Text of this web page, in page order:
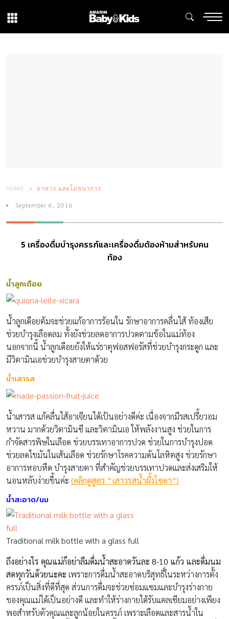
HOME อาหาร และโภชนาการ
September 6, 2016
5 เครื่องดื่มบำรุงครรภ์และเครื่องดื่มต้องห้ามสำหรับคน
ท้อง
น้ำลูกเดือย
น้ำลูกเดือยต้มจะช่วยแก้อาการร้อนใน รักษาอาการคลื่นไส้ ท้องเสีย
ช่วยบำรุงเลือดลม ทั้งยังช่วยลดอาการปวดตามข้อในแม่ท้อง
นอกจากนี้ น้ำลูกเดือยยังให้แร่ธาตุฟอสฟอรัสที่ช่วยบำรุงกระดูก และ
มีวิตามินเอช่วยบำรุงสายตาด้วย
น้ำเสารส
น้ำเสารส แก้คลื่นไส้อาเจียนได้เป้นอย่างดีค่ะ เนื่องจากมีรสเปรี้ยวอม
หวาน มากด้วยวิตามินซี และวิตามินเอ ให้พลังงานสูง ช่วยในการ
กำจัดสารพิษในเลือด ช่วยบรรเทาอาการปวด ช่วยในการบำรุงปอด
ช่วยลดไขมันในเส้นเลือด ช่วยรักษาโรคความดันโลหิตสูง ช่วยรักษา
อาการหอบหืด บำรุงสายตา ที่สำคัญช่วยบรรเทาปวดและส่งเสริมให้
นอนหลับง่ายขึ้นค่ะ (คลิกดูสูตร “เสาวรสน้ำผึ้งโซดา”)
น้ำสะอาด/นม
Traditional milk bottle with a glass full
ถึงอย่างไร คุณแม่ก็อย่าลืมดื่มน้ำสะอาดวันละ 8-10 แก้ว และดื่มนม
สดทุกวันด้วยนะคะ เพราะการดื่มน้ำสะอาดบริสุทธิ์ในระหว่างการตั้ง
ครรภ์เป็นสิ่งที่ดีที่สุด ส่วนการดื่มจะช่วยซ่อมแซมและบำรุงร่างกาย
ของคุณแม่ได้เป็นอย่างดี และทำให้ร่างกายได้รับแคลเซียมอย่างเพียง
พอสำหรับตัวคุณและลูกน้อยในครรภ์ เพราะเลือดและสารน้ำใน